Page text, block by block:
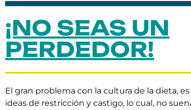
¡NO SEAS UN
PERDEDOR!
El gran problema con la cultura de la dieta,
ideas de restricción y castigo, lo cual, no